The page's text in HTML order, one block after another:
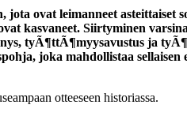
ovat leimanneet asteittaiset
kasvaneet. Siirtyminen
tyÃ¶ttÃ¶myysavustus ja
joka mahdollistaa
otteeseen historiassa.